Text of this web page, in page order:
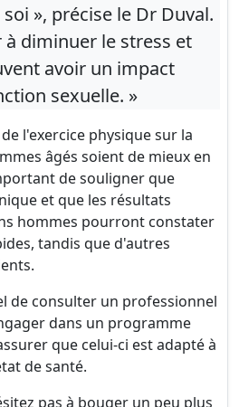
», précise le Dr Duval.
à diminuer le stress et
avoir un impact
sexuelle. »
l'exercice physique sur la
âgés soient de mieux en
de souligner que
et que les résultats
hommes pourront constater
tandis que d'autres
de consulter un professionnel
dans un programme
que celui-ci est adapté à
de santé.
pas à bouger un peu plus